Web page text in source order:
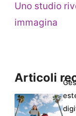
Uno studio
immagina
Articoli